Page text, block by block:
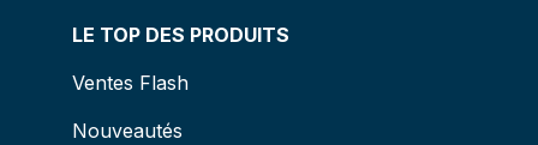
LE TOP DES PRODUITS
Ventes Flash
Nouveautés